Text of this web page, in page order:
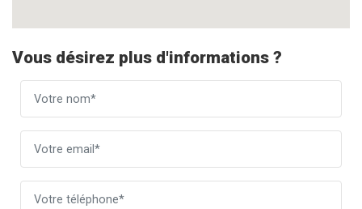
Vous désirez plus d'informations ?